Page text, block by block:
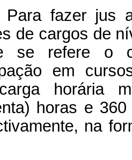
Para fazer jus
de cargos de
se refere o
em
horária
horas e
na